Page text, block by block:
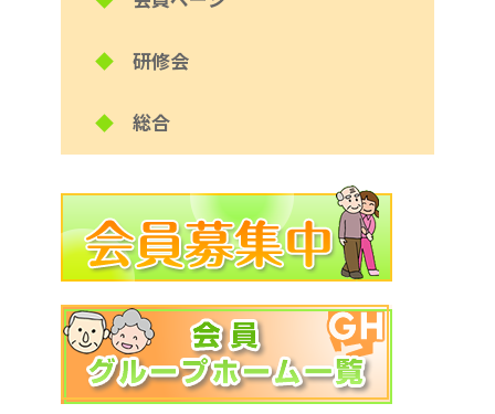
◆ 研修会
◆ 総合